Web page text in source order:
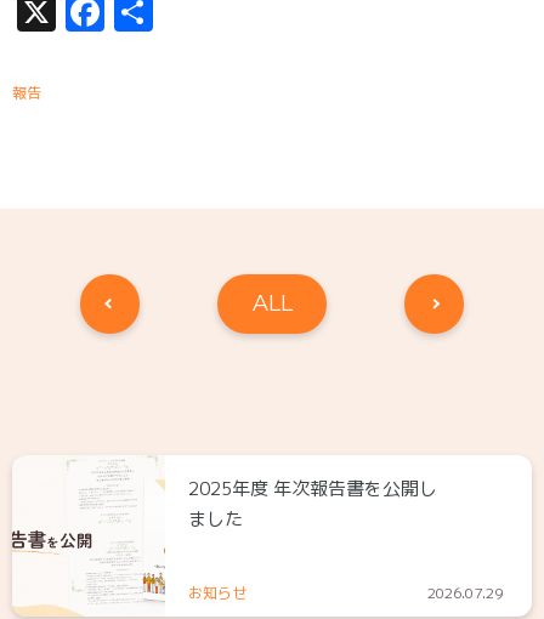
X Facebook
報告
ALL
2025年度 年次報告書を公開し
ました
お知らせ 2026.07.29